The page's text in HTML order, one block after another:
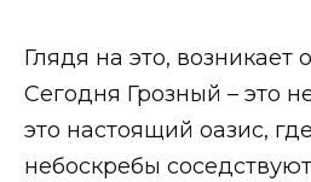
Глядя на это, возникает
Сегодня Грозный – это
это настоящий оазис,
небоскребы